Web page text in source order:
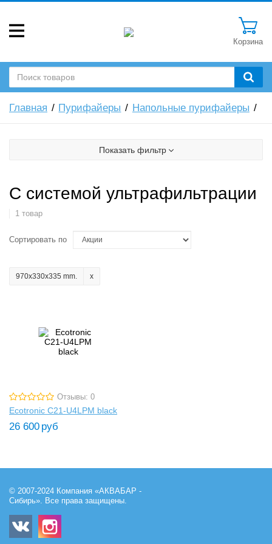
Корзина
Главная Пурифайеры Напольные пурифайеры
Показать фильтр
С системой ультрафильтрации
1 товар
Сортировать по
970x330x335 mm.
Отзывы: 0
Ecotronic C21-U4LPM black
26 600 руб
© 2007-2024 Компания «АКВАБАР -
Сибирь». Все права защищены.